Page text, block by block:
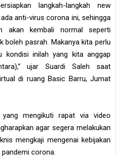
langkah-langkah new
anti-virus corona ini, sehingga
akan kembali normal seperti
boleh pasrah. Makanya kita perlu
kondisi inilah yang kita anggap
ujar Suardi Saleh saat
di ruang Basic Barru, Jumat
mengikuti rapat via video
agar segera melakukan
mengkaji mengenai kebijakan
corona.